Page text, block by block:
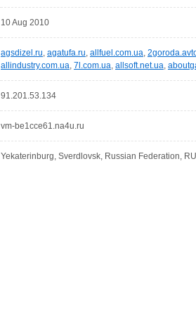
10 Aug 2010
agsdizel.ru, agatufa.ru, allfuel.com.ua,
allindustry.com.ua, 7l.com.ua, allsoft.net.ua,
91.201.53.134
vm-be1cce61.na4u.ru
Yekaterinburg, Sverdlovsk, Russian Federation, RU